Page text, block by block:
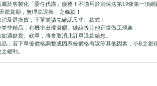
於客製化「委任代購」服務！不適用於消保法第19條第一項網
鑑賞期，無理由退換」之條款！
及退換貨，下單前請先確認尺寸、款式！
非精品，有機率出現溢膠、縫線等其他正常做工現象
遇缺貨、砍單，將會取消此訂單退款給您。
品，若下單後價格調整或因系統價格有誤等其他因素，小B之都
權利。